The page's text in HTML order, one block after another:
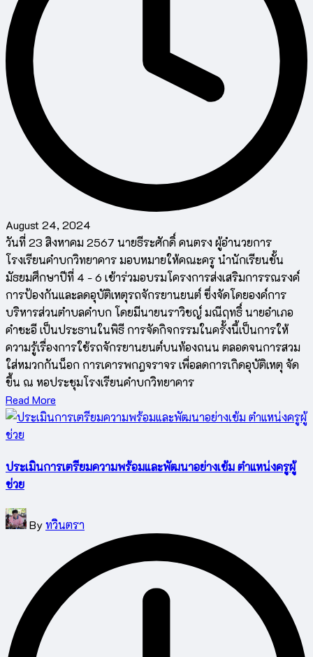
August 24, 2024
วันที่ 23 สิงหาคม 2567 นายธีระศักดิ์ คนตรง ผู้อำนวยการ
โรงเรียนคำบกวิทยาคาร มอบหมายให้คณะครู นำนักเรียนชั้น
มัธยมศึกษาปีที่ 4 - 6 เข้าร่วมอบรมโครงการส่งเสริมการรณรงค์
การป้องกันและลดอุบัติเหตุรถจักรยานยนต์ ซึ่งจัดโดยองค์การ
บริหารส่วนตำบลคำบก โดยมีนายนราวิชญ์ มณีฤทธิ์ นายอำเภอ
คำชะอี เป็นประธานในพิธี การจัดกิจกรรมในครั้งนี้เป็นการให้
ความรู้เรื่องการใช้รถจักรยานยนต์บนท้องถนน ตลอดจนการสวม
ใส่หมวกกันน็อก การเคารพกฎจราจร เพื่อลดการเกิดอุบัติเหตุ จัด
ขึ้น ณ หอประชุมโรงเรียนคำบกวิทยาคาร
Read More
ประเมินการเตรียมความพร้อมและพัฒนาอย่างเข้ม ตำแหน่งครูผู้
ช่วย
Posted
by
Byทวินตรา